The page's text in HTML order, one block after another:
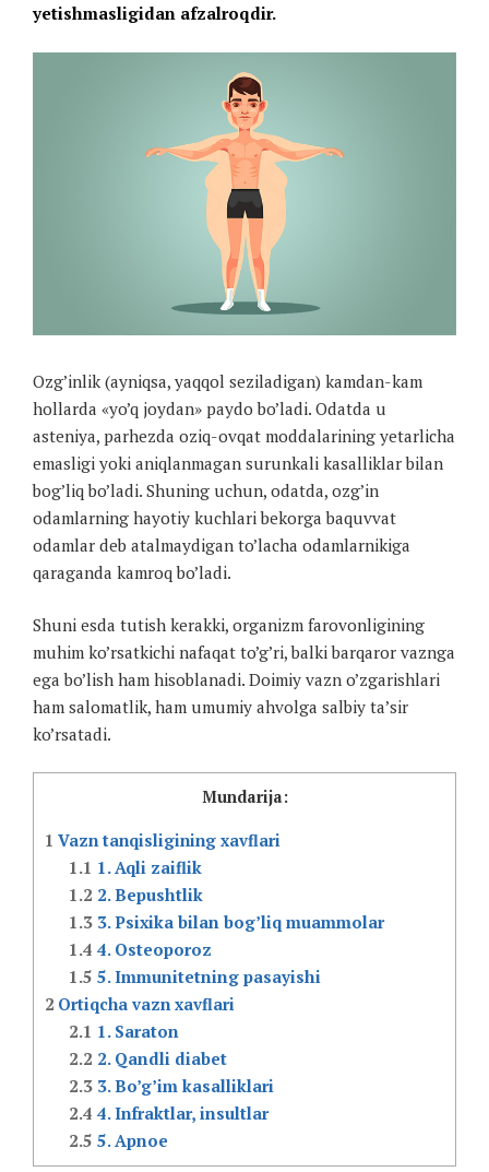
yetishmasligidan afzalroqdir.
Ozg’inlik (ayniqsa, yaqqol seziladigan) kamdan-kam
hollarda «yo’q joydan» paydo bo’ladi. Odatda u
asteniya, parhezda oziq-ovqat moddalarining yetarlicha
emasligi yoki aniqlanmagan surunkali kasalliklar bilan
bog’liq bo’ladi. Shuning uchun, odatda, ozg’in
odamlarning hayotiy kuchlari bekorga baquvvat
odamlar deb atalmaydigan to’lacha odamlarnikiga
qaraganda kamroq bo’ladi.
Shuni esda tutish kerakki, organizm farovonligining
muhim ko’rsatkichi nafaqat to’g’ri, balki barqaror vaznga
ega bo’lish ham hisoblanadi. Doimiy vazn o’zgarishlari
ham salomatlik, ham umumiy ahvolga salbiy ta’sir
ko’rsatadi.
Mundarija:
1 Vazn tanqisligining xavflari
1.1 1. Aqli zaiflik
1.2 2. Bepushtlik
1.3 3. Psixika bilan bog’liq muammolar
1.4 4. Osteoporoz
1.5 5. Immunitetning pasayishi
2 Ortiqcha vazn xavflari
2.1 1. Saraton
2.2 2. Qandli diabet
2.3 3. Bo’g’im kasalliklari
2.4 4. Infraktlar, insultlar
2.5 5. Apnoe